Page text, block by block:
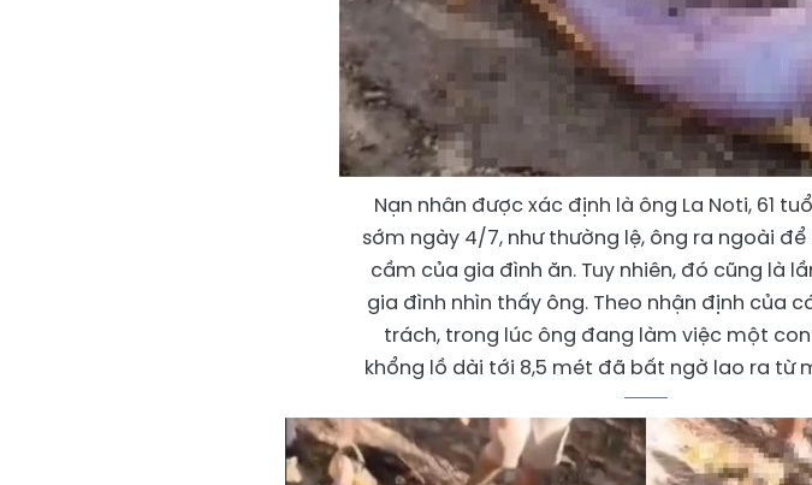
Nạn nhân được xác định là ông La Noti, 61
sớm ngày 4/7, như thường lệ, ông ra ngoài
cầm của gia đình ăn. Tuy nhiên, đó cũng là
gia đình nhìn thấy ông. Theo nhận định của
trách, trong lúc ông đang làm việc một
khổng lồ dài tới 8,5 mét đã bất ngờ lao ra từ